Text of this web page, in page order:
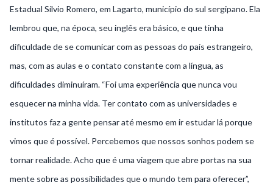
Estadual Sílvio Romero, em Lagarto, município do sul sergipano. Ela
lembrou que, na época, seu inglês era básico, e que tinha
dificuldade de se comunicar com as pessoas do país estrangeiro,
mas, com as aulas e o contato constante com a língua, as
dificuldades diminuíram. “Foi uma experiência que nunca vou
esquecer na minha vida. Ter contato com as universidades e
institutos faz a gente pensar até mesmo em ir estudar lá porque
vimos que é possível. Percebemos que nossos sonhos podem se
tornar realidade. Acho que é uma viagem que abre portas na sua
mente sobre as possibilidades que o mundo tem para oferecer”,